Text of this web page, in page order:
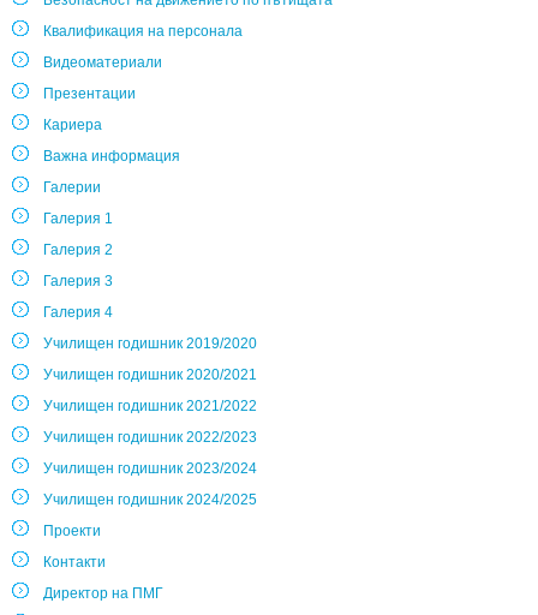
Квалификация на персонала
Видеоматериали
Презентации
Кариера
Важна информация
Галерии
Галерия 1
Галерия 2
Галерия 3
Галерия 4
Училищен годишник 2019/2020
Училищен годишник 2020/2021
Училищен годишник 2021/2022
Училищен годишник 2022/2023
Училищен годишник 2023/2024
Училищен годишник 2024/2025
Проекти
Контакти
Директор на ПМГ